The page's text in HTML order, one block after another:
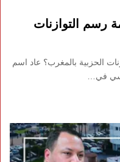
رسم التوازنات
الحزبية بالمغرب؟ عاد اسم
في…